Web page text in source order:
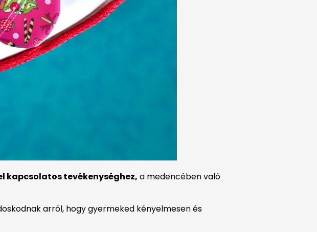
kapcsolatos tevékenységhez, a medencében való
arról, hogy gyermeked kényelmesen és